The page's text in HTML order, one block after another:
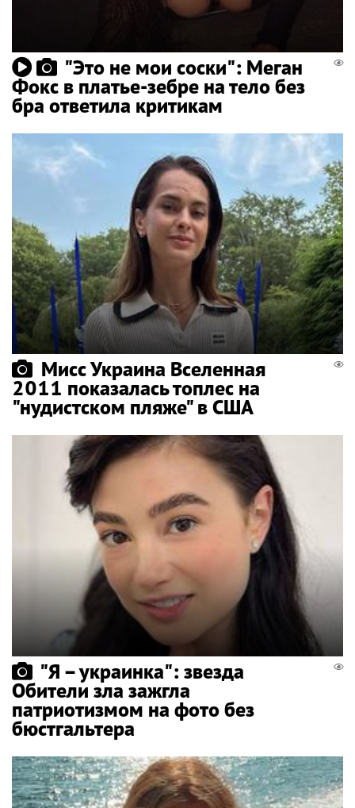
"Это не мои соски": Меган
Фокс в платье-зебре на тело без
бра ответила критикам
Мисс Украина Вселенная
2011 показалась топлес на
"нудистском пляже" в США
"Я – украинка": звезда
Обители зла зажгла
патриотизмом на фото без
бюстгальтера